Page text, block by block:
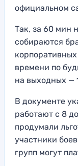
официальном
Так, за 60 мин
собираются
времени по
на выходных —
В документе
работают с 8
продумали
участники
групп могут